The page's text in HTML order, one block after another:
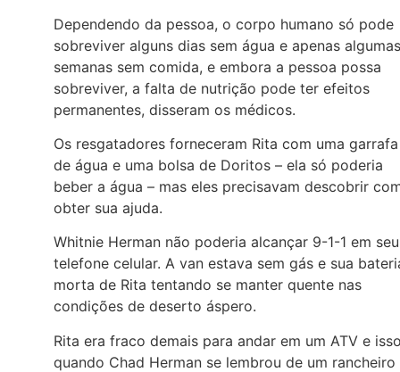
Dependendo da pessoa, o corpo humano só pode
sobreviver alguns dias sem água e apenas algumas
semanas sem comida, e embora a pessoa possa
sobreviver, a falta de nutrição pode ter efeitos
permanentes, disseram os médicos.
Os resgatadores forneceram Rita com uma garrafa
de água e uma bolsa de Doritos – ela só poderia
beber a água – mas eles precisavam descobrir
obter sua ajuda.
Whitnie Herman não poderia alcançar 9-1-1 em seu
telefone celular. A van estava sem gás e sua
morta de Rita tentando se manter quente nas
condições de deserto áspero.
Rita era fraco demais para andar em um ATV e
quando Chad Herman se lembrou de um rancheiro